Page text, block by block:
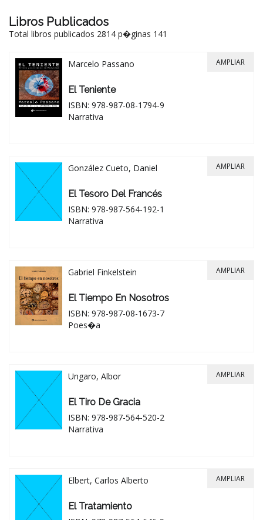
Libros Publicados
Total libros publicados 2814 p�ginas 141
Marcelo Passano
El Teniente
ISBN: 978-987-08-1794-9
Narrativa
AMPLIAR
González Cueto, Daniel
El Tesoro Del Francés
ISBN: 978-987-564-192-1
Narrativa
AMPLIAR
Gabriel Finkelstein
El Tiempo En Nosotros
ISBN: 978-987-08-1673-7
Poes�a
AMPLIAR
Ungaro, Albor
El Tiro De Gracia
ISBN: 978-987-564-520-2
Narrativa
AMPLIAR
Elbert, Carlos Alberto
El Tratamiento
AMPLIAR